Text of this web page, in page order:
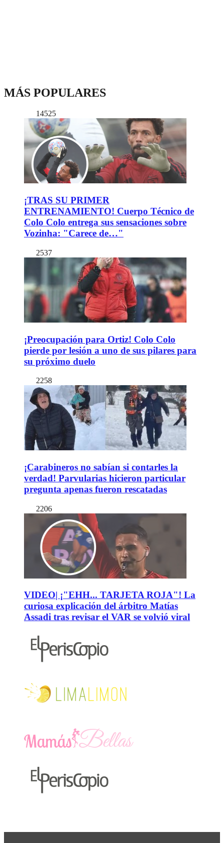
MÁS POPULARES
14525
¡TRAS SU PRIMER
ENTRENAMIENTO! Cuerpo Técnico de
Colo Colo entrega sus sensaciones sobre
Vozinha: "Carece de…"
2537
¡Preocupación para Ortiz! Colo Colo
pierde por lesión a uno de sus pilares para
su próximo duelo
2258
¡Carabineros no sabían si contarles la
verdad! Parvularias hicieron particular
pregunta apenas fueron rescatadas
2206
VIDEO| ¡"EHH... TARJETA ROJA"! La
curiosa explicación del árbitro Matías
Assadi tras revisar el VAR se volvió viral